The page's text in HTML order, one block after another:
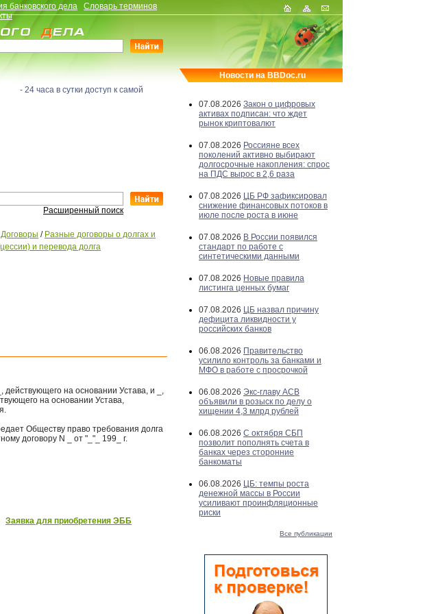
банковского дела
Словарь терминов
часа в сутки доступ к самой
Расширенный поиск
Договоры / Разные договоры о долгах и
и перевода долга
на основании Устава, и _,
на основании Устава,
Обществу право требования долга
договору N _ от "_"_ 199_ г.
Заявка для приобретения ЭББ
Новости на BBDoc.ru
07.08.2026 Закон о цифровых
активах подписан: что ждет
рынок криптовалют
07.08.2026 Россияне всех
поколений активно выбирают
долгосрочные накопления: спрос
на ПДС вырос в 2,6 раза
07.08.2026 ЦБ РФ зафиксировал
снижение финансовых потоков в
июле после роста в июне
07.08.2026 В России появился
стандарт по работе с
синтетическими данными
07.08.2026 Новые правила
листинга ценных бумаг
07.08.2026 ЦБ назвал причину
дефицита ликвидности у
российских банков
06.08.2026 Правительство
усилило контроль за банками и
МФО в работе с просрочкой
06.08.2026 Экс-главу АСВ
объявили в розыск по делу о
хищении 4,3 млрд рублей
06.08.2026 С октября СБП
позволит пополнять счета в
банках через сторонние
банкоматы
06.08.2026 ЦБ: темпы роста
денежной массы в России
усиливают проинфляционные
риски
Все публикации